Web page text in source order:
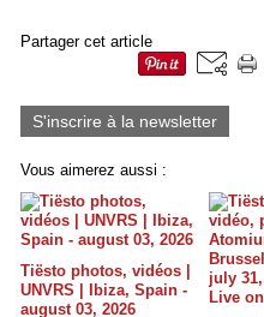
Partager cet article
S'inscrire à la newsletter
Vous aimerez aussi :
Tiësto photos, vidéos |
UNVRS | Ibiza, Spain -
august 03, 2026